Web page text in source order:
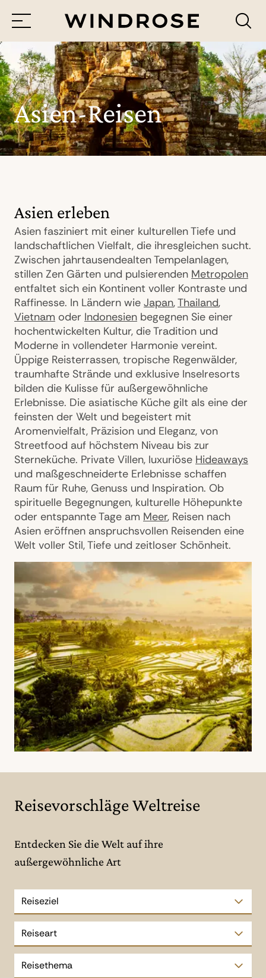
Menü
Reiseziele
Reisethemen
Jetzt Anfrage senden
Asien-Reisen
Asien erleben
Asien fasziniert mit einer kulturellen Tiefe und
landschaftlichen Vielfalt, die ihresgleichen sucht.
Zwischen jahrtausendealten Tempelanlagen,
stillen Zen Gärten und pulsierenden Metropolen
entfaltet sich ein Kontinent voller Kontraste und
Raffinesse. In Ländern wie Japan,Thailand,
Vietnam oder Indonesien begegnen Sie einer
hochentwickelten Kultur, die Tradition und
Moderne in vollendeter Harmonie vereint.
Üppige Reisterrassen, tropische Regenwälder,
traumhafte Strände und exklusive Inselresorts
bilden die Kulisse für außergewöhnliche
Erlebnisse. Die asiatische Küche gilt als eine der
feinsten der Welt und begeistert mit
Aromenvielfalt, Präzision und Eleganz, von
Streetfood auf höchstem Niveau bis zur
Sterneküche. Private Villen, luxuriöse Hideaways
und maßgeschneiderte Erlebnisse schaffen
Raum für Ruhe, Genuss und Inspiration. Ob
spirituelle Begegnungen, kulturelle Höhepunkte
oder entspannte Tage am Meer, Reisen nach
Asien eröffnen anspruchsvollen Reisenden eine
Welt voller Stil, Tiefe und zeitloser Schönheit.
Reisevorschläge Weltreise
Entdecken Sie die Welt auf ihre
außergewöhnliche Art
Reiseziel
Reiseart
Reisethema